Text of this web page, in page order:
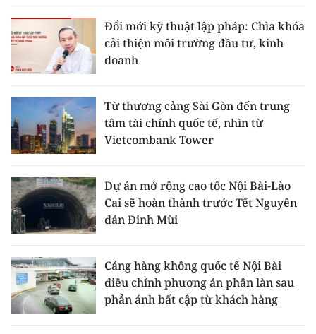
Đổi mới kỹ thuật lập pháp: Chìa khóa
cải thiện môi trường đầu tư, kinh
doanh
Từ thương cảng Sài Gòn đến trung
tâm tài chính quốc tế, nhìn từ
Vietcombank Tower
Dự án mở rộng cao tốc Nội Bài-Lào
Cai sẽ hoàn thành trước Tết Nguyên
đán Đinh Mùi
Cảng hàng không quốc tế Nội Bài
điều chỉnh phương án phân làn sau
phản ánh bất cập từ khách hàng